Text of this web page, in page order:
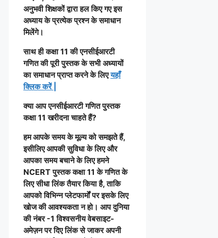
अनुभवी शिक्षकों द्वारा हल किए गए इस
अध्याय के प्रत्येक प्रश्न के समाधान
मिलेंगे।
साथ ही कक्षा 11 की एनसीईआरटी
गणित की पूरी पुस्तक के सभी अध्यायों
का समाधान प्राप्त करने के लिएयहाँ
क्लिक करेें|
क्या आप एनसीईआरटी गणित पुस्तक
कक्षा 11 खरीदना चाहते हैं?
हम आपके समय के मूल्य को समझते हैं,
इसीलिए आपकी सुविधा के लिए और
आपका समय बचाने के लिए हमने
NCERT पुस्तक कक्षा 11 के गणित के
लिए सीधा लिंक तैयार किया है, ताकि
आपको विभिन्न प्लेटफार्मों पर इसके लिए
खोज की आवश्यकता न हो। आप दुनिया
की नंबर -1 विश्वसनीय वेबसाइट-
अमेज़न पर दिए लिंक से जाकर अपनी